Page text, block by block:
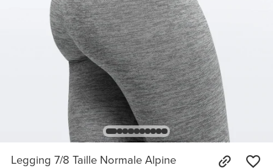
Legging 7/8 Taille Normale Alpine